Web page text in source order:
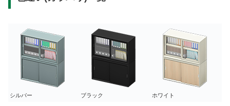
シルバー ブラック ホワイト